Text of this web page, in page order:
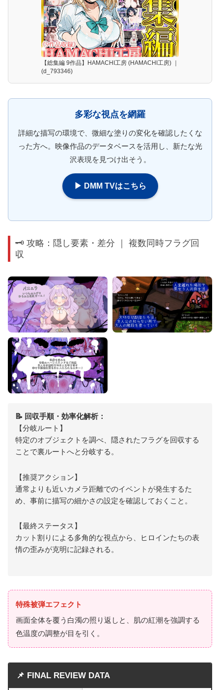
【総集編 9作品】HAMACHI工房 (HAMACHI工房) ｜
(d_793346)
多彩な視点を網羅
詳細な描写の環境で、微細な塗りの変化を確認したくな
った方へ。映像作品のデータベースを活用し、新たな光
沢表現を見つけ出そう。
▶ DMM TVはこちら
🗝️ 攻略：隠し要素・差分 ｜ 複数同時フラグ回
収
📝 回収手順・効率化解析：
【分岐ルート】
特定のオブジェクトを調べ、隠されたフラグを回収する
ことで裏ルートへと分岐する。
【推奨アクション】
通常よりも近いカメラ距離でのイベントが発生するた
め、事前に描写の細かさの設定を確認しておくこと。
【最終ステータス】
カット割りによる多角的な視点から、ヒロインたちの表
情の歪みが克明に記録される。
特殊被弾エフェクト
画面全体を覆う白濁の照り返しと、肌の紅潮を強調する
色温度の調整が目を引く。
📌 FINAL REVIEW DATA